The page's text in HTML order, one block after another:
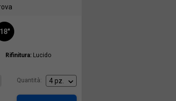
18"
Rifinitura: Lucido
Quantità: